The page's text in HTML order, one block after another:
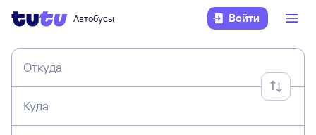
Автобусы Войти
Откуда
Куда